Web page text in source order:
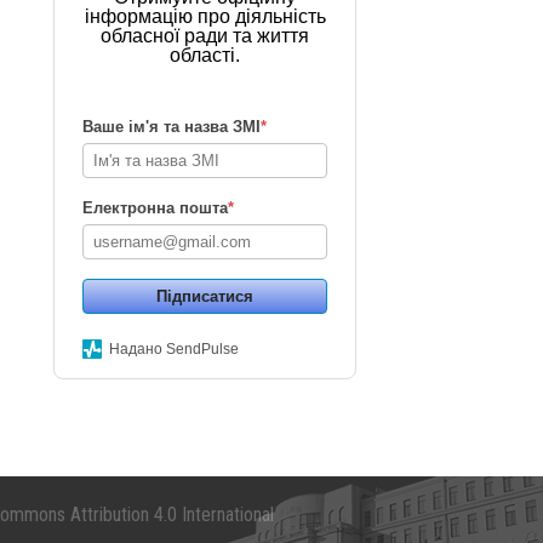
інформацію про діяльність
обласної ради та життя
області.
Ваше ім'я та назва ЗМІ*
Електронна пошта*
Підписатися
Надано SendPulse
Attribution 4.0 International